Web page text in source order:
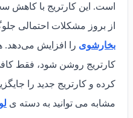
است. این کارتریج با کاهش
از بروز مشکلات احتمالی
بخارشوی را افزایش می‌دهد.
کارتریج روشن شود، فقط
کرده و کارتریج جدید را
مشابه می توانید به دسته ی